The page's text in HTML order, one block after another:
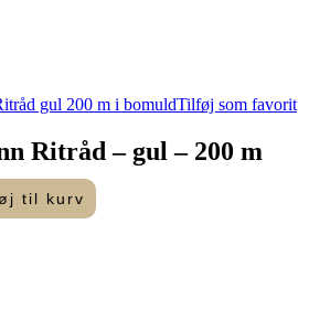
Tilføj som favorit
Ritråd – gul – 200 m
til kurv